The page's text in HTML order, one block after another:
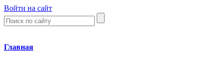
Войти на сайт
Главная